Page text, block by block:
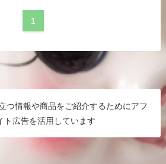
1
つ情報や商品をご紹介するためにアフ
ト広告を活用しています